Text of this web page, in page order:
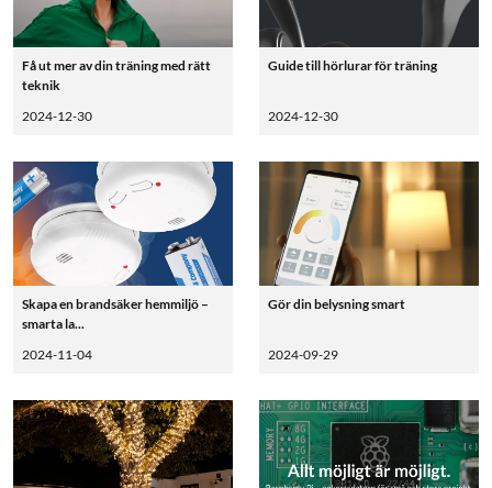
Få ut mer av din träning med rätt
teknik
2024-12-30
Guide till hörlurar för träning
2024-12-30
Skapa en brandsäker hemmiljö –
smarta la...
2024-11-04
Gör din belysning smart
2024-09-29